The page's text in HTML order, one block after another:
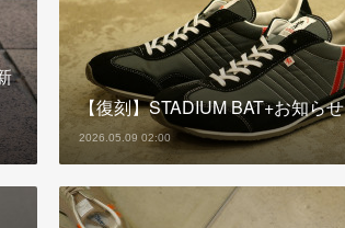
【復刻】STADIUM BAT+お知らせ
2026.05.09 02:00